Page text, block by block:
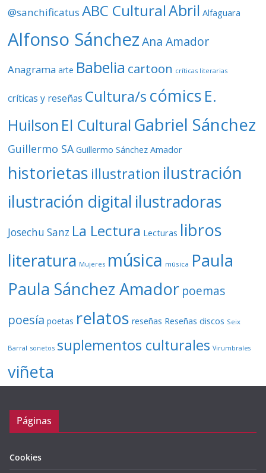
e
@sanchificatus ABC CulturalAbril Alfaguara
Alfonso Sánchez Ana Amador
Anagrama arte Babelia cartoon críticas literarias
críticas y reseñas Cultura/s cómics E.
Huilson El Cultural Gabriel Sánchez
Guillermo SA Guillermo Sánchez Amador
historietas illustration ilustración
ilustración digital ilustradoras
Josechu Sanz La Lectura Lecturas libros
literatura Mujeres música música Paula
Paula Sánchez Amador poemas
poesía poetas relatos reseñas Reseñas discos Seix
Barral sonetos suplementos culturales Virumbrales
viñeta
Páginas
Cookies